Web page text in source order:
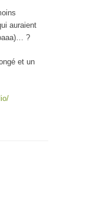
auraient
?
et un